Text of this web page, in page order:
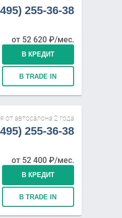
255-36-38
от 52 620₽/мес.
В КРЕДИТ
В TRADE IN
от автосалона 2 года
255-36-38
от 52 400₽/мес.
В КРЕДИТ
В TRADE IN